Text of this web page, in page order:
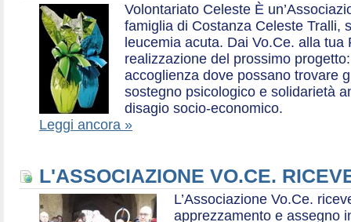
Volontariato Celeste È
famiglia di Costanza Celeste Tralli,
leucemia acuta. Dai Vo.Ce. alla tua
realizzazione del prossimo
accoglienza dove possano trovare
sostegno psicologico e solidarietà
disagio socio-economico.
Leggi ancora »
L'ASSOCIAZIONE VO.CE.
L’Associazione Vo.Ce.
apprezzamento e assegno